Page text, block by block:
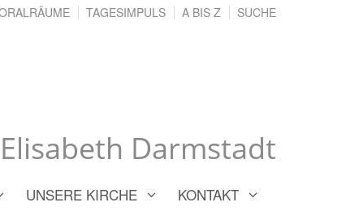
Darmstadt
TAGESIMPULS A BIS Z SUCHE
UNSERE KIRCHE KONTAKT